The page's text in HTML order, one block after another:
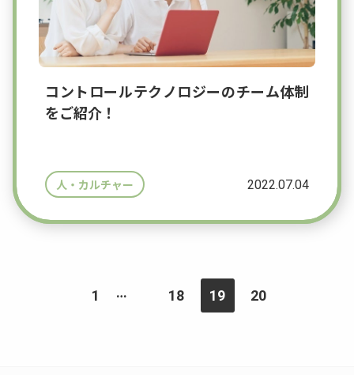
コントロールテクノロジーのチーム体制
をご紹介！
人・カルチャー 2022.07.04
1 … 18 19 20